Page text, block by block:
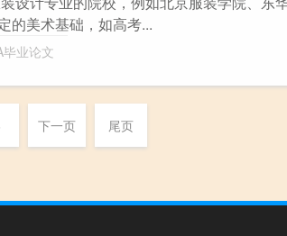
的美术基础，如高考...
毕业论文
下一页 尾页